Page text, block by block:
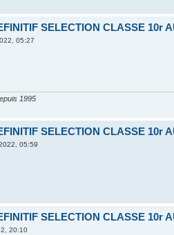
SELECTION CLASSE 10r
05:27
1995
SELECTION CLASSE 10r
05:59
SELECTION CLASSE 10r
20:10